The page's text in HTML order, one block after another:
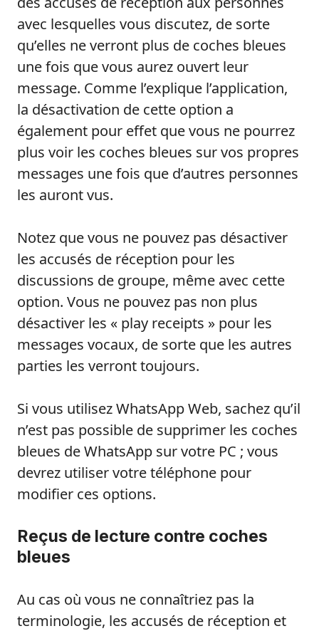
avec lesquelles vous discutez, de sorte
qu’elles ne verront plus de coches bleues
une fois que vous aurez ouvert leur
message. Comme l’explique l’application,
la désactivation de cette option a
également pour effet que vous ne pourrez
plus voir les coches bleues sur vos propres
messages une fois que d’autres personnes
les auront vus.
Notez que vous ne pouvez pas désactiver
les accusés de réception pour les
discussions de groupe, même avec cette
option. Vous ne pouvez pas non plus
désactiver les « play receipts » pour les
messages vocaux, de sorte que les autres
parties les verront toujours.
Si vous utilisez WhatsApp Web, sachez qu’il
n’est pas possible de supprimer les coches
bleues de WhatsApp sur votre PC ; vous
devrez utiliser votre téléphone pour
modifier ces options.
Reçus de lecture contre coches
bleues
Au cas où vous ne connaîtriez pas la
terminologie, les accusés de réception et